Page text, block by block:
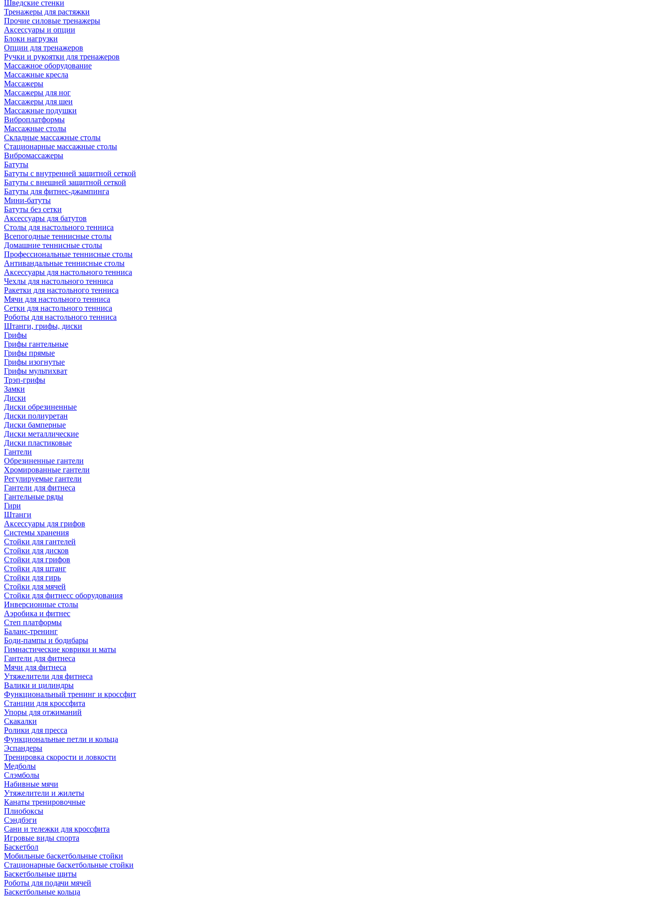
Шведские стенки
Тренажеры для растяжки
Прочие силовые тренажеры
Аксессуары и опции
Блоки нагрузки
Опции для тренажеров
Ручки и рукоятки для тренажеров
Массажное оборудование
Массажные кресла
Массажеры
Массажеры для ног
Массажеры для шеи
Массажные подушки
Виброплатформы
Массажные столы
Складные массажные столы
Стационарные массажные столы
Вибромассажеры
Батуты
Батуты с внутренней защитной сеткой
Батуты с внешней защитной сеткой
Батуты для фитнес-джампинга
Мини-батуты
Батуты без сетки
Аксессуары для батутов
Столы для настольного тенниса
Всепогодные теннисные столы
Домашние теннисные столы
Профессиональные теннисные столы
Антивандальные теннисные столы
Аксессуары для настольного тенниса
Чехлы для настольного тенниса
Ракетки для настольного тенниса
Мячи для настольного тенниса
Сетки для настольного тенниса
Роботы для настольного тенниса
Штанги, грифы, диски
Грифы
Грифы гантельные
Грифы прямые
Грифы изогнутые
Грифы мультихват
Трэп-грифы
Замки
Диски
Диски обрезиненные
Диски полиуретан
Диски бамперные
Диски металлические
Диски пластиковые
Гантели
Обрезиненные гантели
Хромированные гантели
Регулируемые гантели
Гантели для фитнеса
Гантельные ряды
Гири
Штанги
Аксессуары для грифов
Системы хранения
Стойки для гантелей
Стойки для дисков
Стойки для грифов
Стойки для штанг
Стойки для гирь
Стойки для мячей
Стойки для фитнесс оборудования
Инверсионные столы
Аэробика и фитнес
Степ платформы
Баланс-тренинг
Боди-пампы и бодибары
Гимнастические коврики и маты
Гантели для фитнеса
Мячи для фитнеса
Утяжелители для фитнеса
Валики и цилиндры
Функциональный тренинг и кроссфит
Станции для кроссфита
Упоры для отжиманий
Скакалки
Ролики для пресса
Функциональные петли и кольца
Эспандеры
Тренировка скорости и ловкости
Медболы
Слэмболы
Набивные мячи
Утяжелители и жилеты
Канаты тренировочные
Плиобоксы
Сэндбэги
Сани и тележки для кроссфита
Игровые виды спорта
Баскетбол
Мобильные баскетбольные стойки
Стационарные баскетбольные стойки
Баскетбольные щиты
Роботы для подачи мячей
Баскетбольные кольца